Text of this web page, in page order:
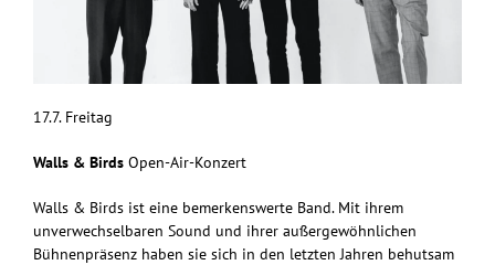
17.7. Freitag
Walls & Birds Open-Air-Konzert
Walls & Birds ist eine bemerkenswerte Band. Mit ihrem
unverwechselbaren Sound und ihrer außergewöhnlichen
Bühnenpräsenz haben sie sich in den letzten Jahren behutsam